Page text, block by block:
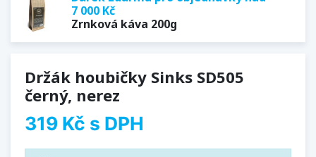
7 000 Kč
Zrnková káva 200g
Držák houbičky Sinks SD505
černý, nerez
319 Kč s DPH